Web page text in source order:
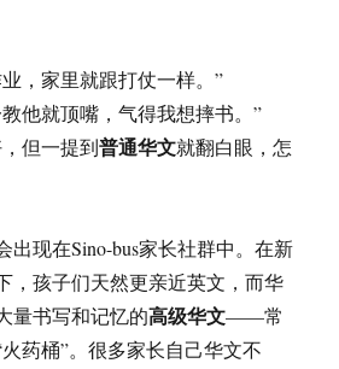
，家里就跟打仗一样。”
他就顶嘴，气得我想摔书。”
但一提到普通华文就翻白眼，怎
出现在Sino-bus家长社群中。在新
，孩子们天然更亲近英文，而华
书写和记忆的高级华文——常
药桶”。很多家长自己华文不